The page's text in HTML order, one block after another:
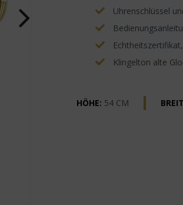
Uhrenschlüssel
Klingelton alte
HÖHE: 54 CM